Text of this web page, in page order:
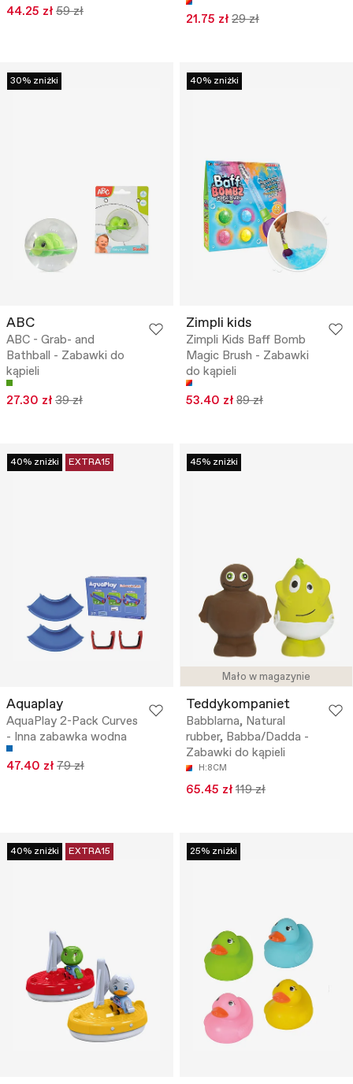
44.25 zł 59 zł
21.75 zł 29 zł
30% zniżki
ABC
ABC - Grab- and
Bathball - Zabawki do
kąpieli
27.30 zł 39 zł
40% zniżki
Zimpli kids
Zimpli Kids Baff Bomb
Magic Brush - Zabawki
do kąpieli
53.40 zł 89 zł
40% zniżki EXTRA15
Aquaplay
AquaPlay 2-Pack Curves
- Inna zabawka wodna
47.40 zł 79 zł
Mało w magazynie
45% zniżki
Teddykompaniet
Babblarna, Natural
rubber, Babba/Dadda -
Zabawki do kąpieli
H:8CM
65.45 zł 119 zł
40% zniżki EXTRA15 25% zniżki